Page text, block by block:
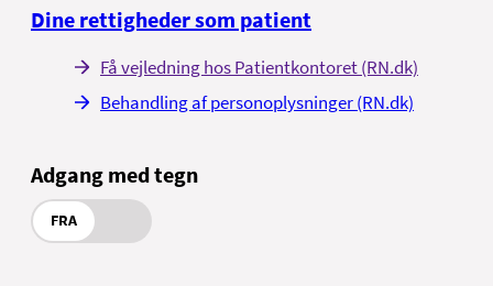
Dine rettigheder som patient
Få vejledning hos Patientkontoret (RN.dk)
Behandling af personoplysninger (RN.dk)
Adgang med tegn
FRA